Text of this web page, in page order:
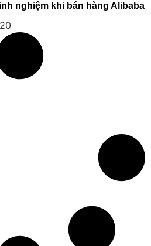
nghiệm khi bán hàng Alibaba